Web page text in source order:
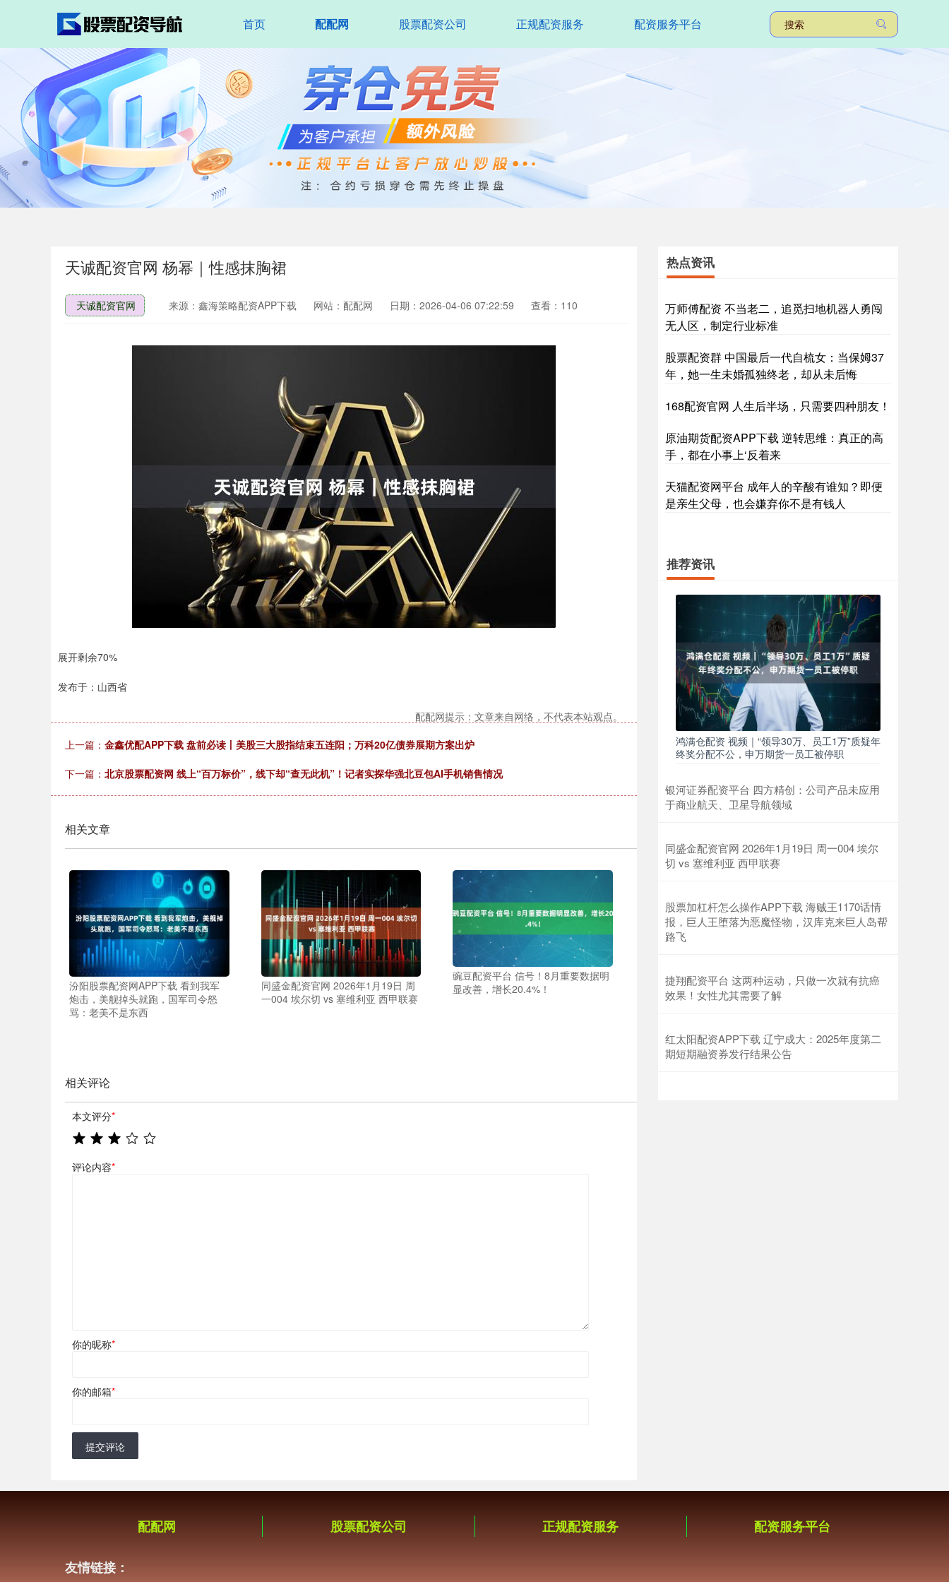
首页 配配网 股票配资公司 正规配资服务 配资服务平台
天诚配资官网 杨幂｜性感抹胸裙
天诚配资官网 来源：鑫海策略配资APP下载 网站：配配网 日期：2026-04-06 07:22:59 查看：110
展开剩余70%
发布于：山西省
配配网提示：文章来自网络，不代表本站观点。
上一篇： 金鑫优配APP下载 盘前必读丨美股三大股指结束五连阳；万科20亿债券展期方案出炉
下一篇： 北京股票配资网 线上“百万标价”，线下却“查无此机”！记者实探华强北豆包AI手机销售情况
相关文章
汾阳股票配资网APP下载 看到我军
炮击，美舰掉头就跑，国军司令怒
骂：老美不是东西
同盛金配资官网 2026年1月19日 周
一004 埃尔切 vs 塞维利亚 西甲联赛
豌豆配资平台 信号！8月重要数据明
显改善，增长20.4%！
相关评论
本文评分*
评论内容*
你的昵称*
你的邮箱*
提交评论
热点资讯
万师傅配资 不当老二，追觅扫地机器人勇闯
无人区，制定行业标准
股票配资群 中国最后一代自梳女：当保姆37
年，她一生未婚孤独终老，却从未后悔
168配资官网 人生后半场，只需要四种朋友！
原油期货配资APP下载 逆转思维：真正的高
手，都在小事上‘反着来
天猫配资网平台 成年人的辛酸有谁知？即便
是亲生父母，也会嫌弃你不是有钱人
推荐资讯
鸿满仓配资 视频｜“领导30万、员工1万”质疑年
终奖分配不公，申万期货一员工被停职
银河证券配资平台 四方精创：公司产品未应用
于商业航天、卫星导航领域
同盛金配资官网 2026年1月19日 周一004 埃尔
切 vs 塞维利亚 西甲联赛
股票加杠杆怎么操作APP下载 海贼王1170话情
报，巨人王堕落为恶魔怪物，汉库克来巨人岛帮
路飞
捷翔配资平台 这两种运动，只做一次就有抗癌
效果！女性尤其需要了解
红太阳配资APP下载 辽宁成大：2025年度第二
期短期融资券发行结果公告
配配网 股票配资公司 正规配资服务 配资服务平台
友情链接：